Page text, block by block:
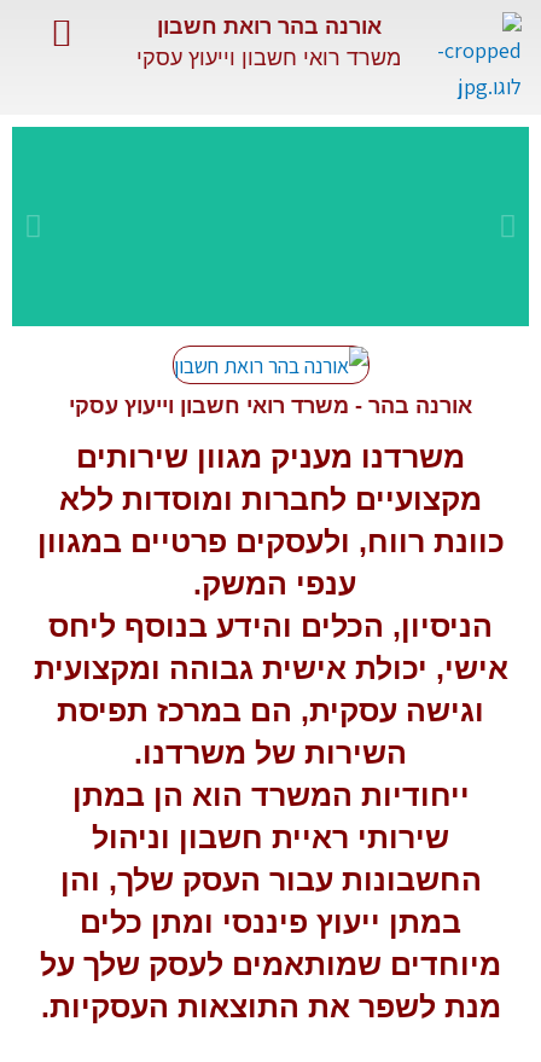
דילוג
לתוכן
אורנה בהר רואת חשבון
משרד רואי חשבון וייעוץ עסקי
שירות
מקצועי
ומתקדם
אורנה בהר - משרד רואי חשבון וייעוץ עסקי
משרדנו מעניק מגוון שירותים
מקצועיים לחברות ומוסדות ללא
כוונת רווח, ולעסקים פרטיים במגוון
ענפי המשק.
הניסיון, הכלים והידע בנוסף ליחס
אישי, יכולת אישית גבוהה ומקצועית
וגישה עסקית, הם במרכז תפיסת
השירות של משרדנו.
ייחודיות המשרד הוא הן במתן
שירותי ראיית חשבון וניהול
החשבונות עבור העסק שלך, והן
במתן ייעוץ פיננסי ומתן כלים
מיוחדים שמותאמים לעסק שלך על
מנת לשפר את התוצאות העסקיות.